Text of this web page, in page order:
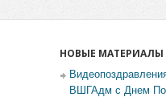
НОВЫЕ МАТЕРИАЛЫ
ВШГАдм с Днем